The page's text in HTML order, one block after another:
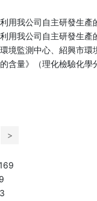
用我公司自主研發生
用我公司自主研發生
境監測中心、紹興市
含量》（理化檢驗化
>